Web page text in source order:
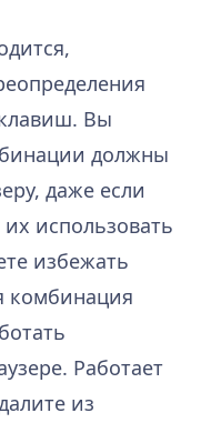
Вы
должны
даже если
использовать
избежать
комбинация
Работает
из